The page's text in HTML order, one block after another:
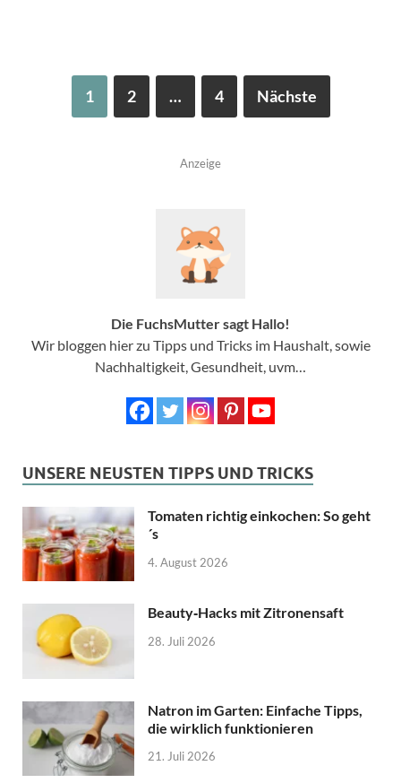
1 2 … 4 Nächste
Anzeige
Die FuchsMutter sagt Hallo!
Wir bloggen hier zu Tipps und Tricks im Haushalt, sowie
Nachhaltigkeit, Gesundheit, uvm…
UNSERE NEUSTEN TIPPS UND TRICKS
Tomaten richtig einkochen: So geht
´s
4. August 2026
Beauty‑Hacks mit Zitronensaft
28. Juli 2026
Natron im Garten: Einfache Tipps,
die wirklich funktionieren
21. Juli 2026